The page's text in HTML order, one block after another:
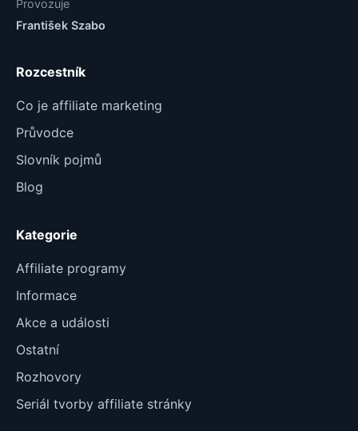
Provozuje
František Szabo
Rozcestník
Co je affiliate marketing
Průvodce
Slovník pojmů
Blog
Kategorie
Affiliate programy
Informace
Akce a události
Ostatní
Rozhovory
Seriál tvorby affiliate stránky